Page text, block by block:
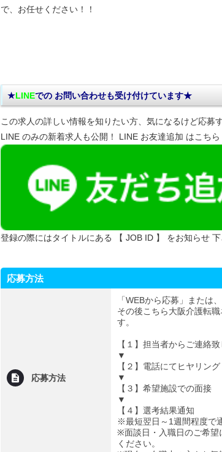
で、お任せください！！
★LINEでの お問い合わせも受け付けています★
この求人の詳しい情報を知りたい方、気になるけど応募
LINE のみの新着求人も公開！ LINE お友達追加 はこちら
登録の際にはタイトルにある 【 JOB ID 】 をお知らせ 下
応募方法
応募方法
「WEBから応募」または
その後こちら大阪介護転
す。
【１】担当者からご連絡
▼
【２】電話にてヒヤリング
▼
【３】希望施設での面接
▼
【４】選考結果通知
※最短翌日～1週間程度で
※面談日・入職日のご希望
ください。